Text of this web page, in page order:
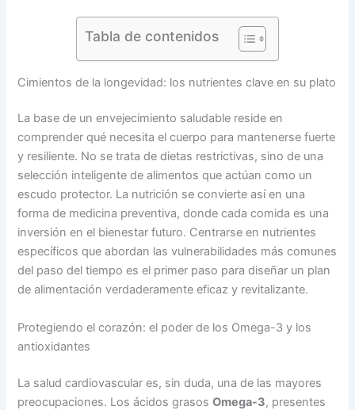
Tabla de contenidos
Cimientos de la longevidad: los nutrientes clave en su plato
La base de un envejecimiento saludable reside en
comprender qué necesita el cuerpo para mantenerse fuerte
y resiliente. No se trata de dietas restrictivas, sino de una
selección inteligente de alimentos que actúan como un
escudo protector. La nutrición se convierte así en una
forma de medicina preventiva, donde cada comida es una
inversión en el bienestar futuro. Centrarse en nutrientes
específicos que abordan las vulnerabilidades más comunes
del paso del tiempo es el primer paso para diseñar un plan
de alimentación verdaderamente eficaz y revitalizante.
Protegiendo el corazón: el poder de los Omega-3 y los
antioxidantes
La salud cardiovascular es, sin duda, una de las mayores
preocupaciones. Los ácidos grasosOmega-3, presentes